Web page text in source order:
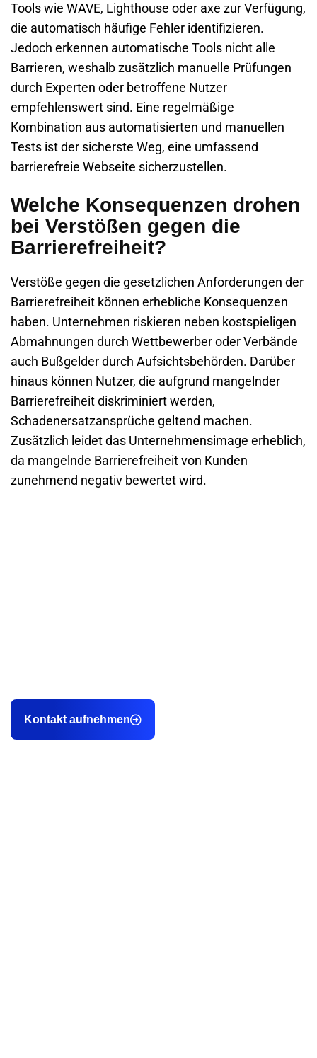
Tools wie WAVE, Lighthouse oder axe zur Verfügung,
die automatisch häufige Fehler identifizieren.
Jedoch erkennen automatische Tools nicht alle
Barrieren, weshalb zusätzlich manuelle Prüfungen
durch Experten oder betroffene Nutzer
empfehlenswert sind. Eine regelmäßige
Kombination aus automatisierten und manuellen
Tests ist der sicherste Weg, eine umfassend
barrierefreie Webseite sicherzustellen.
Welche Konsequenzen drohen
bei Verstößen gegen die
Barrierefreiheit?
Verstöße gegen die gesetzlichen Anforderungen der
Barrierefreiheit können erhebliche Konsequenzen
haben. Unternehmen riskieren neben kostspieligen
Abmahnungen durch Wettbewerber oder Verbände
auch Bußgelder durch Aufsichtsbehörden. Darüber
hinaus können Nutzer, die aufgrund mangelnder
Barrierefreiheit diskriminiert werden,
Schadenersatzansprüche geltend machen.
Zusätzlich leidet das Unternehmensimage erheblich,
da mangelnde Barrierefreiheit von Kunden
zunehmend negativ bewertet wird.
Kontakt aufnehmen